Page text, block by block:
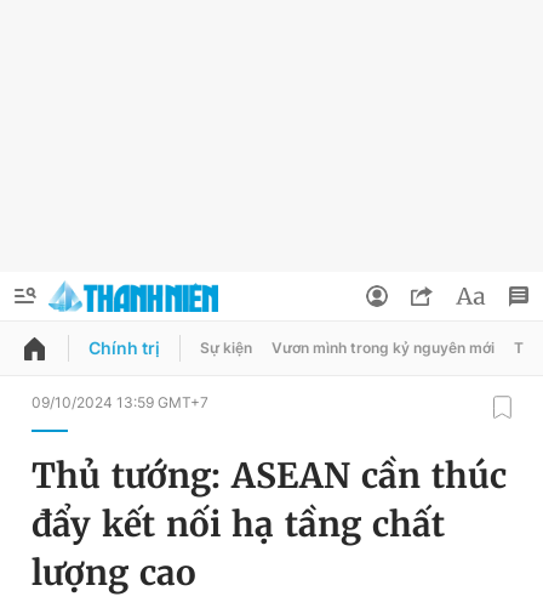
QUẢNG CÁO ĐẶT BÁO
Chuyên mục
Chuyên mục khác
Đổi mật khẩu
Tin đã lưu
Tin đã xem
Chính trị Sự kiện Vươn mình trong kỷ nguyên mới
09/10/2024 13:59 GMT+7
Thủ tướng: ASEAN cần thúc
đẩy kết nối hạ tầng chất
lượng cao